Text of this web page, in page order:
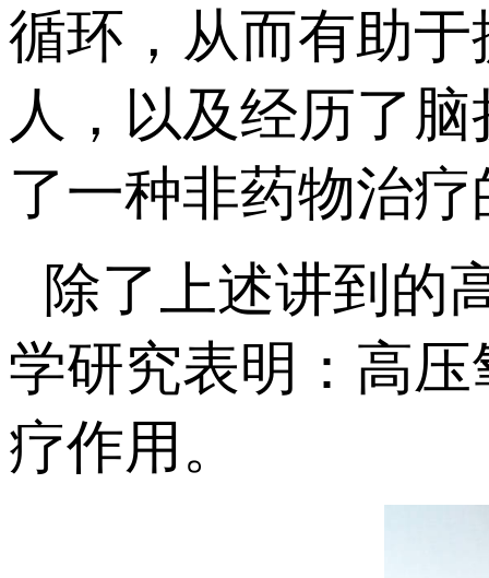
循环，从而有助
人，以及经历了
了一种非药物治
除了上述讲到的
学研究表明：高
疗作用。